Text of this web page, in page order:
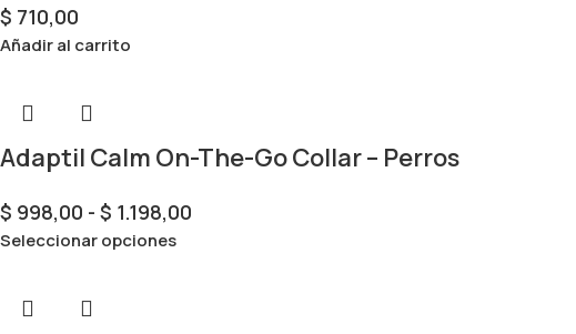
$ 710,00
Añadir al carrito
Adaptil Calm On-The-Go Collar – Perros
$ 998,00 - $ 1.198,00
Seleccionar opciones